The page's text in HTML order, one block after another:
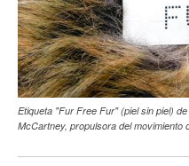
Etiqueta "Fur Free Fur" (piel sin piel)
McCartney, propulsora del movimiento